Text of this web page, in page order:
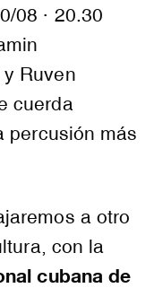
08 · 20.30
Ruven
cuerda
percusión más
a otro
con la
cubana de